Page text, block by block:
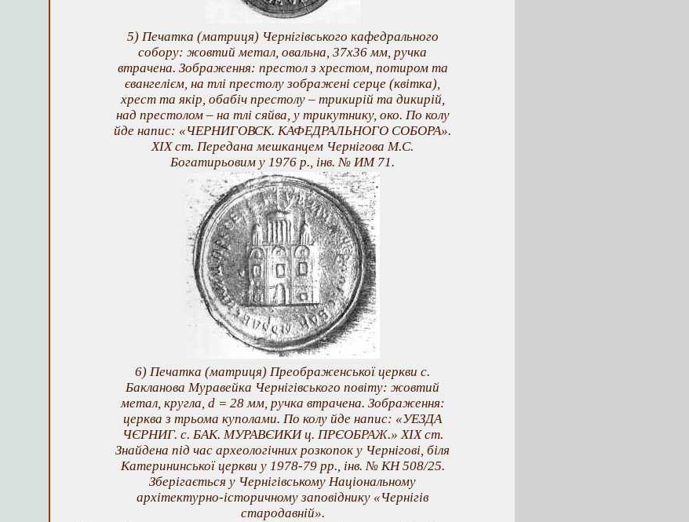
5) Печатка (матриця) Чернігівського кафедрального
собору: жовтий метал, овальна, 37x36 мм, ручка
втрачена. Зображення: престол з хрестом, потиром та
євангелієм, на тлі престолу зображені серце (квітка),
хрест та якір, обабіч престолу – трикирій та дикирій,
над престолом – на тлі сяйва, у трикутнику, око. По колу
йде напис: «ЧЕРНИГОВСК. КАФЕДРАЛЬНОГО СОБОРА».
XIX ст. Передана мешканцем Чернігова М.С.
Богатирьовим у 1976 р., інв. № ИМ 71.
6) Печатка (матриця) Преображенської церкви с.
Бакланова Муравейка Чернігівського повіту: жовтий
метал, кругла, d = 28 мм, ручка втрачена. Зображення:
церква з трьома куполами. По колу йде напис: «УЕЗДА
ЧЄРНИГ. с. БАК. МУРАВЄИКИ ц. ПРЄОБРАЖ.» XIX ст.
Знайдена під час археологічних розкопок у Чернігові, біля
Катерининської церкви у 1978-79 рр., інв. № КН 508/25.
Зберігається у Чернігівському Національному
архітектурно-історичному заповіднику «Чернігів
стародавній».